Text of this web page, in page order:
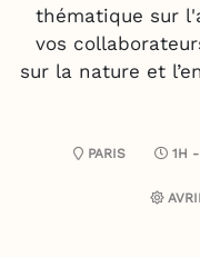
thématique sur
vos
sur la nature et
PARIS 1H -